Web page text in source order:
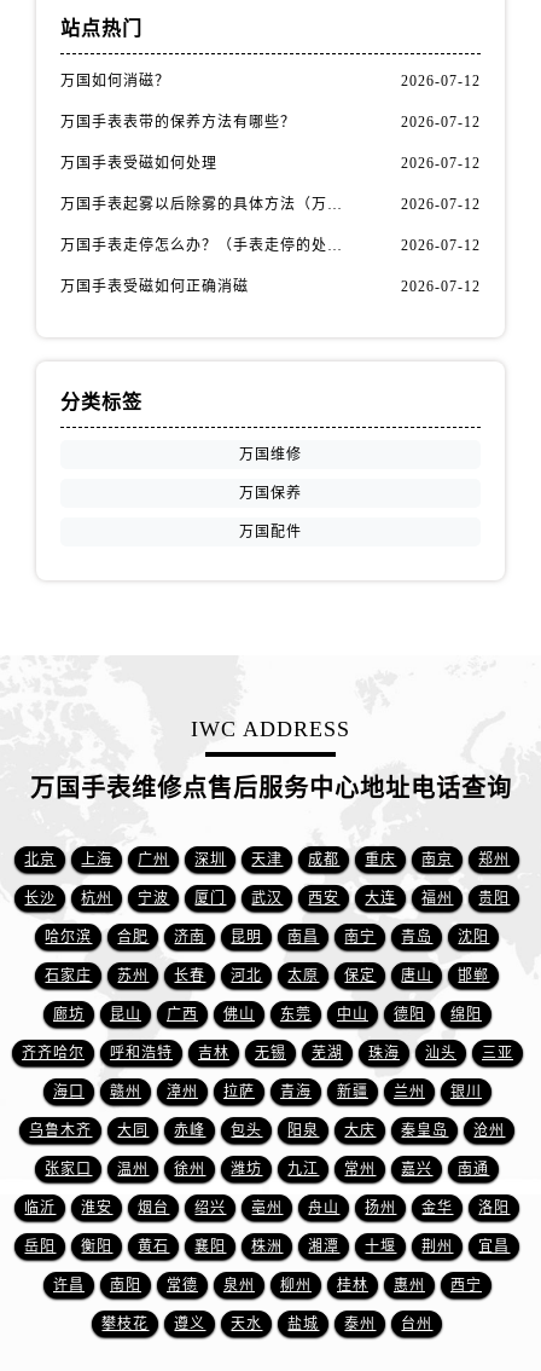
福建省三明市三元区东乾二路万国售后服务中心（需提前预约）
江西省赣州市章贡区文清路万国售后服务中心（需提前预约）
江西省九江市浔阳区浔阳路万国售后服务中心（需提前预约）
江西省南昌市红谷滩新区红谷中大道998号绿地双子塔（中央广场）A1座办公楼14层1407室万国售后服务中心（需提前预约）
江西省萍乡市安源区萍安北大道与康庄路交叉口万国售后服务中心（需提前预约）
江西省上饶市信州区滨江西路万国售后服务中心（需提前预约）
江西省新余市渝水区北湖西路万国售后服务中心（需提前预约）
江西省宜春市袁州区中山中路万国售后服务中心（需提前预约）
江西省鹰潭市月湖区胜利东路万国售后服务中心（需提前预约）
山东省德州市德城区东风中路万国售后服务中心（需提前预约）
山东省东营市东营区济南路万国售后服务中心（需提前预约）
山东省济南市历下区经十路11111号华润中心写字楼（万象城）15层1508室万国售后服务中心（需提前预约）
山东省济宁市任城区太白楼路万国售后服务中心（需提前预约）
山东省莱芜市文化南路8号银座商城名表维修一楼名表维修万国售后服务中心（需提前预约）
山东省临沂市兰山区解放路万国售后服务中心（需提前预约）
站点热门
万国如何消磁？ 2026-07-12
万国手表表带的保养方法有哪些？ 2026-07-12
万国手表受磁如何处理 2026-07-12
万国手表起雾以后除雾的具体方法（万国手表起雾解决办法） 2026-07-12
万国手表走停怎么办？（手表走停的处理方法） 2026-07-12
万国手表受磁如何正确消磁 2026-07-12
分类标签
万国维修
万国保养
万国配件
IWC ADDRESS
万国手表维修点售后服务中心地址电话查询
北京 上海 广州 深圳 天津 成都 重庆 南京 郑州
长沙 杭州 宁波 厦门 武汉 西安 大连 福州 贵阳
哈尔滨 合肥 济南 昆明 南昌 南宁 青岛 沈阳
石家庄 苏州 长春 河北 太原 保定 唐山 邯郸
廊坊 昆山 广西 佛山 东莞 中山 德阳 绵阳
齐齐哈尔 呼和浩特 吉林 无锡 芜湖 珠海 汕头 三亚
海口 赣州 漳州 拉萨 青海 新疆 兰州 银川
乌鲁木齐 大同 赤峰 包头 阳泉 大庆 秦皇岛 沧州
张家口 温州 徐州 潍坊 九江 常州 嘉兴 南通
临沂 淮安 烟台 绍兴 亳州 舟山 扬州 金华 洛阳
岳阳 衡阳 黄石 襄阳 株洲 湘潭 十堰 荆州 宜昌
许昌 南阳 常德 泉州 柳州 桂林 惠州 西宁
攀枝花 遵义 天水 盐城 泰州 台州